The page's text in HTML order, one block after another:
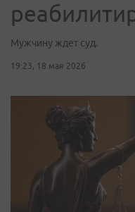
Мужчину ждет суд.
19:23, 18 мая 2026